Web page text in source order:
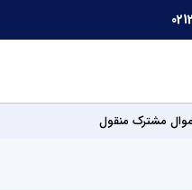
مشترک منقول